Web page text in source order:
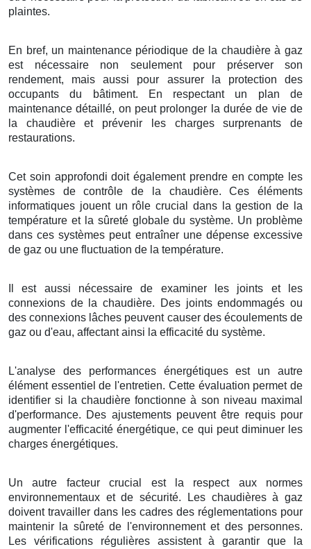
plaintes.
En bref, un maintenance périodique de la chaudière à gaz
est nécessaire non seulement pour préserver son
rendement, mais aussi pour assurer la protection des
occupants du bâtiment. En respectant un plan de
maintenance détaillé, on peut prolonger la durée de vie de
la chaudière et prévenir les charges surprenants de
restaurations.
Cet soin approfondi doit également prendre en compte les
systèmes de contrôle de la chaudière. Ces éléments
informatiques jouent un rôle crucial dans la gestion de la
température et la sûreté globale du système. Un problème
dans ces systèmes peut entraîner une dépense excessive
de gaz ou une fluctuation de la température.
Il est aussi nécessaire de examiner les joints et les
connexions de la chaudière. Des joints endommagés ou
des connexions lâches peuvent causer des écoulements de
gaz ou d'eau, affectant ainsi la efficacité du système.
L'analyse des performances énergétiques est un autre
élément essentiel de l'entretien. Cette évaluation permet de
identifier si la chaudière fonctionne à son niveau maximal
d'performance. Des ajustements peuvent être requis pour
augmenter l'efficacité énergétique, ce qui peut diminuer les
charges énergétiques.
Un autre facteur crucial est la respect aux normes
environnementaux et de sécurité. Les chaudières à gaz
doivent travailler dans les cadres des réglementations pour
maintenir la sûreté de l'environnement et des personnes.
Les vérifications régulières assistent à garantir que la